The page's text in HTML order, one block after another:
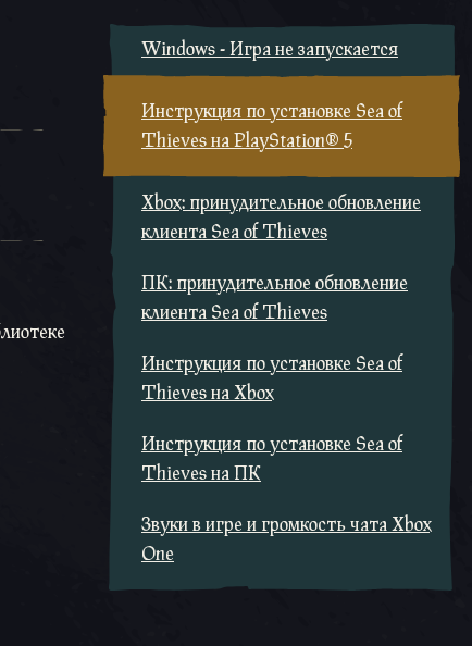
Windows - Игра не запускается
Инструкция по установке Sea of
Thieves на PlayStation® 5
Xbox: принудительное обновление
клиента Sea of Thieves
ПК: принудительное обновление
клиента Sea of Thieves
Инструкция по установке Sea of
Thieves на Xbox
Инструкция по установке Sea of
Thieves на ПК
Звуки в игре и громкость чата Xbox
One